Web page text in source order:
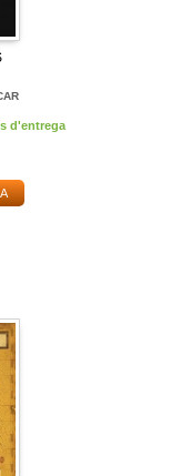
d'entrega